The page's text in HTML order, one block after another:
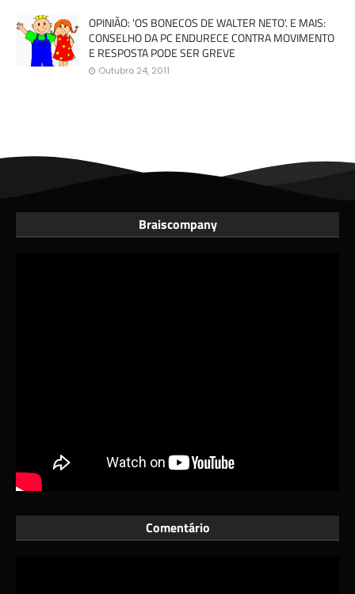
OPINIÃO: 'OS BONECOS DE WALTER NETO'. E MAIS:
CONSELHO DA PC ENDURECE CONTRA MOVIMENTO
E RESPOSTA PODE SER GREVE
Outubro 24, 2011
Braiscompany
Comentário